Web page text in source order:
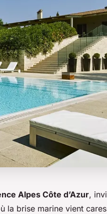
Alpes Côte d’Azur,
la brise marine vient